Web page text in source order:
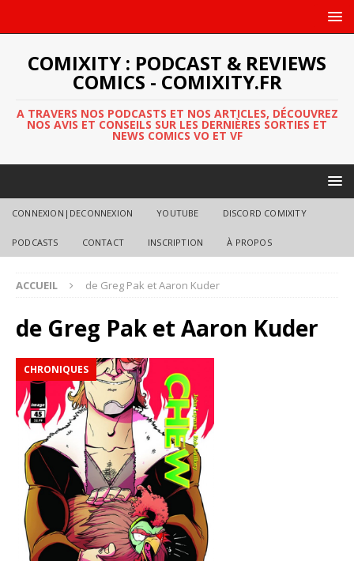
COMIXITY : PODCAST & REVIEWS
COMICS - COMIXITY.FR
A TRAVERS NOS PODCASTS ET NOS ARTICLES, DÉCOUVREZ
NOS AVIS ET CONSEILS SUR LES DERNIÈRES SORTIES ET
NEWS COMICS VO ET VF
CONNEXION|DECONNEXION YOUTUBE DISCORD COMIXITY
PODCASTS CONTACT INSCRIPTION À PROPOS
ACCUEIL de Greg Pak et Aaron Kuder
de Greg Pak et Aaron Kuder
CHRONIQUES